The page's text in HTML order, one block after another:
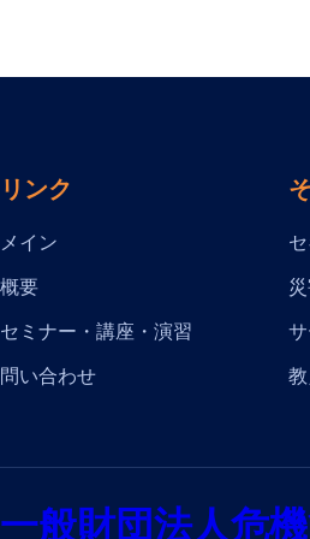
リンク
メイン
概要
セミナー・講座・演習
問い合わせ
一般財団法人危